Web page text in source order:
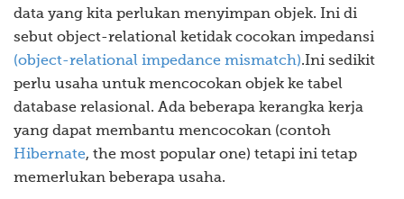
data yang kita perlukan menyimpan objek. Ini di
sebut object-relational ketidak cocokan impedansi
(object-relational impedance mismatch).Ini sedikit
perlu usaha untuk mencocokan objek ke tabel
database relasional. Ada beberapa kerangka kerja
yang dapat membantu mencocokan (contoh
Hibernate, the most popular one) tetapi ini tetap
memerlukan beberapa usaha.